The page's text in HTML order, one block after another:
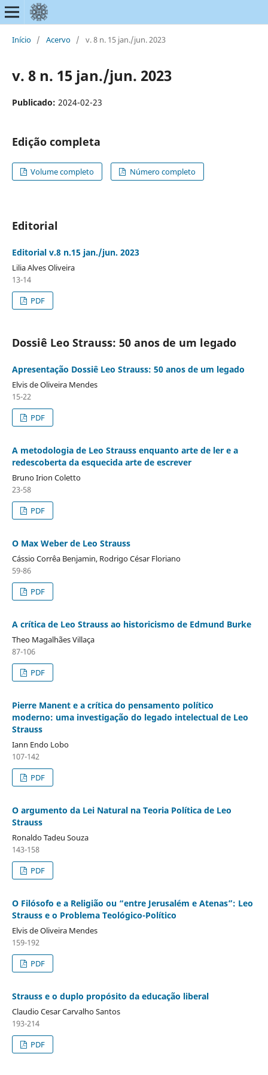
Início / Acervo / v. 8 n. 15 jan./jun. 2023
v. 8 n. 15 jan./jun. 2023
Publicado: 2024-02-23
Edição completa
Volume completo Número completo
Editorial
Editorial v.8 n.15 jan./jun. 2023
Lilia Alves Oliveira
13-14
PDF
Dossiê Leo Strauss: 50 anos de um legado
Apresentação Dossiê Leo Strauss: 50 anos de um legado
Elvis de Oliveira Mendes
15-22
PDF
A metodologia de Leo Strauss enquanto arte de ler e a
redescoberta da esquecida arte de escrever
Bruno Irion Coletto
23-58
PDF
O Max Weber de Leo Strauss
Cássio Corrêa Benjamin, Rodrigo César Floriano
59-86
PDF
A crítica de Leo Strauss ao historicismo de Edmund Burke
Theo Magalhães Villaça
87-106
PDF
Pierre Manent e a crítica do pensamento político
moderno: uma investigação do legado intelectual de Leo
Strauss
Iann Endo Lobo
107-142
PDF
O argumento da Lei Natural na Teoria Política de Leo
Strauss
Ronaldo Tadeu Souza
143-158
PDF
O Filósofo e a Religião ou “entre Jerusalém e Atenas”: Leo
Strauss e o Problema Teológico-Político
Elvis de Oliveira Mendes
159-192
PDF
Strauss e o duplo propósito da educação liberal
Claudio Cesar Carvalho Santos
193-214
PDF